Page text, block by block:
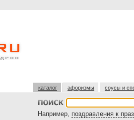
каталог афоризмы соусы и
Например, поздравления к